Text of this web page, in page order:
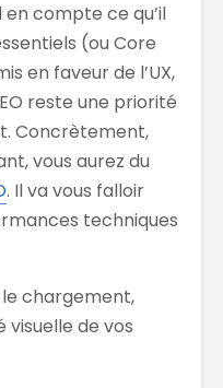
en compte ce qu’il
(ou Core
en faveur de l’UX,
reste une priorité
Concrètement,
vous aurez du
. Il va vous falloir
techniques
chargement,
de vos